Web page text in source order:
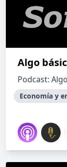
Algo
Podcast:
Economía y